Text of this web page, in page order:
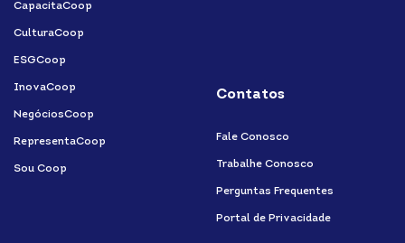
CapacitaCoop
CulturaCoop
ESGCoop
InovaCoop
NegóciosCoop
RepresentaCoop
Sou Coop
Contatos
Fale Conosco
Trabalhe Conosco
Perguntas Frequentes
Portal de Privacidade